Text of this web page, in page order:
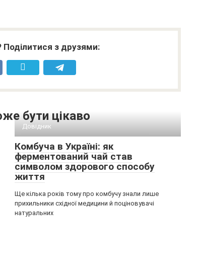
з друзями:
бути цікаво
Довідник
Комбуча в Україні: як
ферментований чай став
символом здорового способу
життя
Ще кілька років тому про комбучу знали лише
прихильники східної медицини й поціновувачі
натуральних